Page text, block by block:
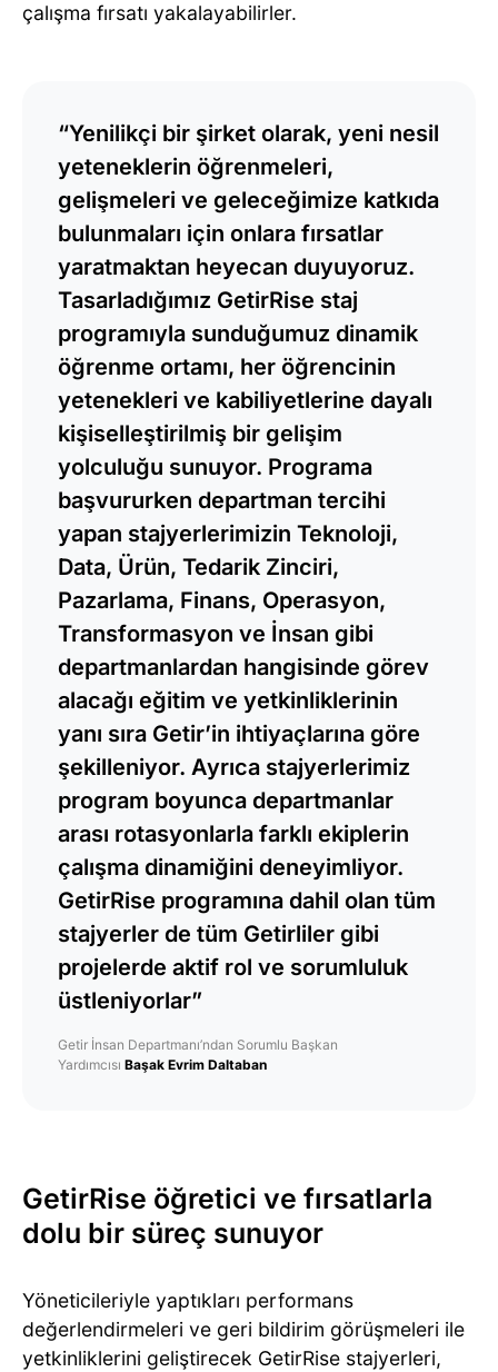
çalışma fırsatı yakalayabilirler.
“Yenilikçi bir şirket olarak, yeni nesil
yeteneklerin öğrenmeleri,
gelişmeleri ve geleceğimize katkıda
bulunmaları için onlara fırsatlar
yaratmaktan heyecan duyuyoruz.
Tasarladığımız GetirRise staj
programıyla sunduğumuz dinamik
öğrenme ortamı, her öğrencinin
yetenekleri ve kabiliyetlerine dayalı
kişiselleştirilmiş bir gelişim
yolculuğu sunuyor. Programa
başvururken departman tercihi
yapan stajyerlerimizin Teknoloji,
Data, Ürün, Tedarik Zinciri,
Pazarlama, Finans, Operasyon,
Transformasyon ve İnsan gibi
departmanlardan hangisinde görev
alacağı eğitim ve yetkinliklerinin
yanı sıra Getir’in ihtiyaçlarına göre
şekilleniyor. Ayrıca stajyerlerimiz
program boyunca departmanlar
arası rotasyonlarla farklı ekiplerin
çalışma dinamiğini deneyimliyor.
GetirRise programına dahil olan tüm
stajyerler de tüm Getirliler gibi
projelerde aktif rol ve sorumluluk
üstleniyorlar”
Getir İnsan Departmanı’ndan Sorumlu Başkan
Yardımcısı Başak Evrim Daltaban
GetirRise öğretici ve fırsatlarla
dolu bir süreç sunuyor
Yöneticileriyle yaptıkları performans
değerlendirmeleri ve geri bildirim görüşmeleri ile
yetkinliklerini geliştirecek GetirRise stajyerleri,